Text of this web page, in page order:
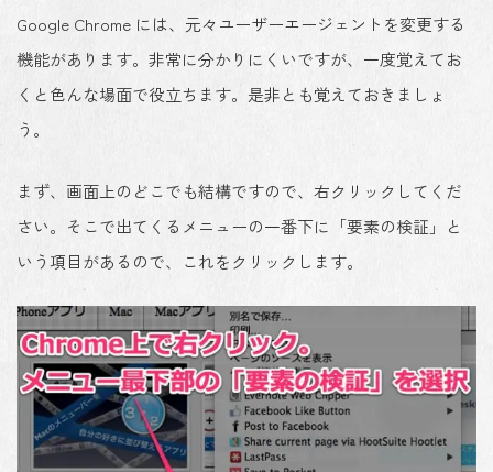
Google Chrome には、元々ユーザーエージェントを変更する
機能があります。非常に分かりにくいですが、一度覚えてお
くと色んな場面で役立ちます。是非とも覚えておきましょ
う。
まず、画面上のどこでも結構ですので、右クリックしてくだ
さい。そこで出てくるメニューの一番下に「要素の検証」と
いう項目があるので、これをクリックします。